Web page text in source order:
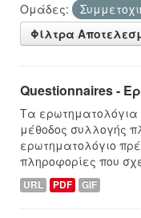
Ομάδες:
Φίλτρα
Questionnaires -
Τα ερωτηματολόγια
μέθοδος συλλογής
ερωτηματολόγιο
πληροφορίες που
URL PDF GIF